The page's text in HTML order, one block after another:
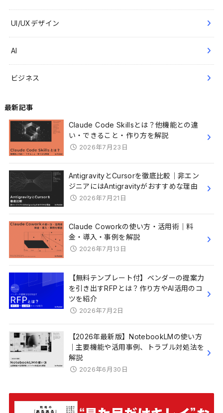
UI/UXデザイン
AI
ビジネス
最新記事
Claude Code Skillsとは？他機能との違
い・できること・作り方を解説
2026年7月23日
AntigravityとCursorを徹底比較｜非エン
ジニアにはAntigravityがおすすめな理由
2026年7月21日
Claude Coworkの使い方・活用術｜料
金・導入・事例を解説
2026年7月13日
【無料テンプレート付】ベンダーの提案力
を引き出すRFPとは？作り方やAI活用のコ
ツを紹介
2026年7月2日
【2026年最新版】NotebookLMの使い方
｜主要機能や活用事例、トラブル対処法を
解説
2026年6月30日